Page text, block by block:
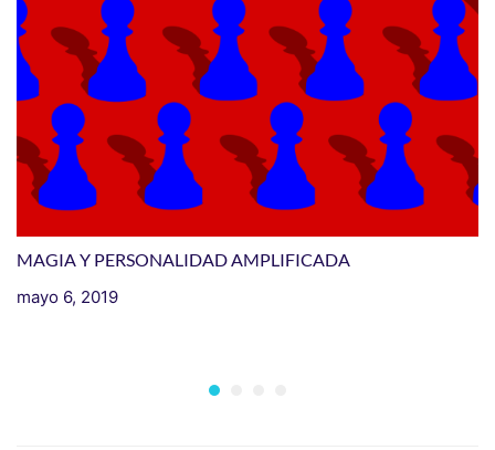
MAGIA Y PERSONALIDAD AMPLIFICADA
mayo 6, 2019